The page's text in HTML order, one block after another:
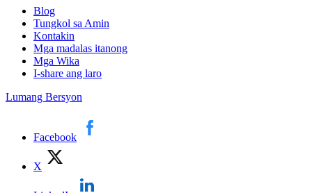
Blog
Tungkol sa Amin
Kontakin
Mga madalas itanong
Mga Wika
I-share ang laro
Lumang Bersyon
Facebook
X